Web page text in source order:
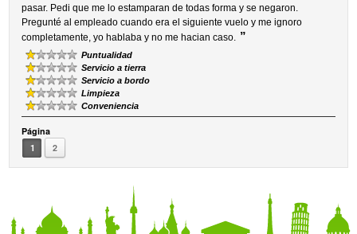
pasar. Pedi que me lo estamparan de todas forma y se negaron.
Pregunté al empleado cuando era el siguiente vuelo y me ignoro
completamente, yo hablaba y no me hacian caso. ”
Puntualidad
Servicio a tierra
Servicio a bordo
Limpieza
Conveniencia
Página
1
2